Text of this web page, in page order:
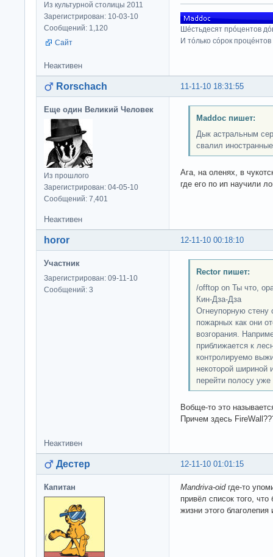
Из культурной столицы 2011
Зарегистрирован: 10-03-10
Сообщений: 1,120
Сайт
Шéстьдесят прóцентов
И тóлько сóрок
Неактивен
11-11-10 18:31:55
Rorschach
Еще один Великий Человек
Из прошлого
Зарегистрирован: 04-05-10
Сообщений: 7,401
Maddoc пишет:
Дык астральным
свалил
Ага, на оленях, в
где его по ип научили
Неактивен
12-11-10 00:18:10
horor
Участник
Зарегистрирован: 09-11-10
Сообщений: 3
Rector пишет:
/offtop on Ты что,
Кин-Дза-Дза
Огнеупорную стену
пожарных как они
возгорания.
приближается к
контролируемо
некоторой шириной
перейти полосу
Вобще-то это
Причем здесь
Неактивен
12-11-10 01:01:15
Дестер
Капитан Mandriva-oidгде-то
привёл список того,
жизни этого